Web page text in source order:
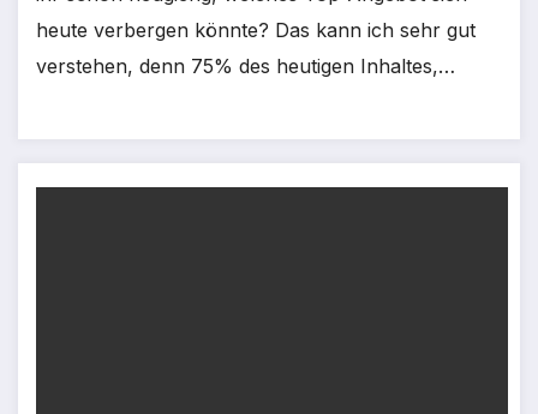
heute verbergen könnte? Das kann ich sehr gut
verstehen, denn 75% des heutigen Inhaltes,…